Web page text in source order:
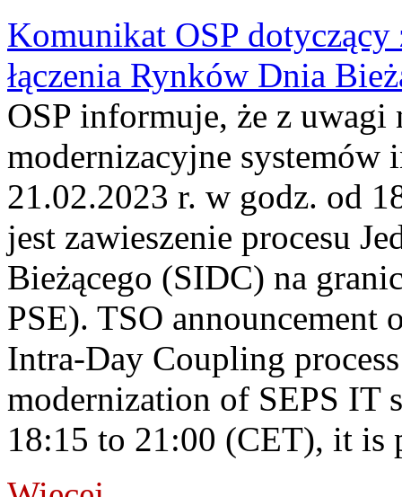
Komunikat OSP dotyczący
łączenia Rynków Dnia
OSP informuje, że z uwagi
modernizacyjne systemów
21.02.2023 r. w godz. od
jest zawieszenie procesu
Bieżącego (SIDC) na
PSE). TSO announcement
Intra-Day Coupling
modernization of SEPS IT
18:15 to 21:00 (CET), it is